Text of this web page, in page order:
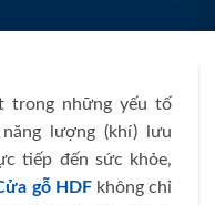
trong những yếu tố
lượng (khí) lưu
tiếp đến sức khỏe,
gỗ HDFkhông chỉ